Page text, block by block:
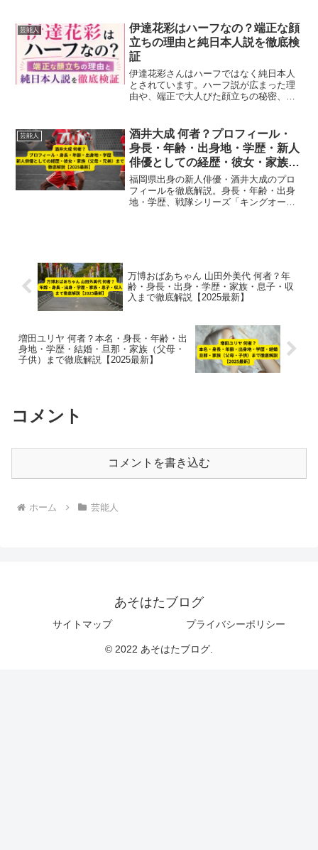
芸能人
伊達花彩はハーフなの？端正な顔
立ちの理由と純日本人説を徹底検
証
伊達花彩さんはハーフではなく純日本人
とされています。ハーフ説が広まった理
由や、端正で大人びた顔立ちの秘密、
芸能人
酒井大成 何者？プロフィール・
身長・年齢・出身地・学歴・新人
俳優としての経歴・彼女・家族
（父母・兄弟）まで徹底解説
【2025最新】
福岡県出身の新人俳優・酒井大成のプロ
フィールを徹底解説。身長・年齢・出身
地・学歴、戦隊シリーズ「キングオージ
万博おばあちゃん 山田外美代 何者？年
齢・身長・出身・学歴・家族・息子・収
入まで徹底解説【2025最新】
増田ユリヤ 何者？本名・身長・年齢・出
身地・学歴・結婚・旦那・家族（父母・
子供）まで徹底解説【2025最新】
コメント
コメントを書き込む
ホーム 芸能人
あそはたブログ
サイトマップ プライバシーポリシー
© 2022 あそはたブログ.